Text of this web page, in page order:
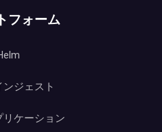
フォーム
ンジェスト
リケーション